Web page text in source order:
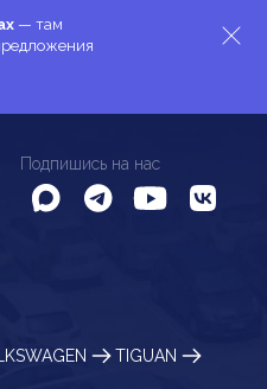
— там
Подпишись на нас
TIGUAN